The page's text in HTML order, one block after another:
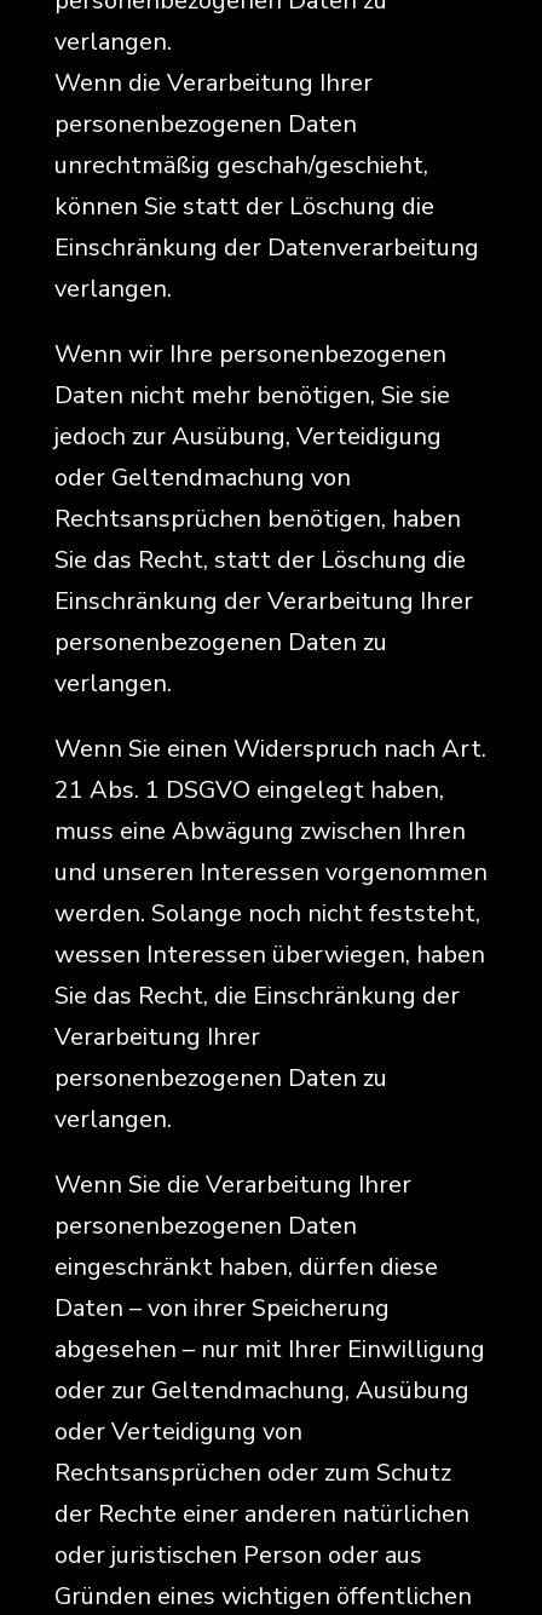
verlangen.
Wenn die Verarbeitung Ihrer
personenbezogenen Daten
unrechtmäßig geschah/geschieht,
können Sie statt der Löschung die
Einschränkung der Datenverarbeitung
verlangen.
Wenn wir Ihre personenbezogenen
Daten nicht mehr benötigen, Sie sie
jedoch zur Ausübung, Verteidigung
oder Geltendmachung von
Rechtsansprüchen benötigen, haben
Sie das Recht, statt der Löschung die
Einschränkung der Verarbeitung Ihrer
personenbezogenen Daten zu
verlangen.
Wenn Sie einen Widerspruch nach Art.
21 Abs. 1 DSGVO eingelegt haben,
muss eine Abwägung zwischen Ihren
und unseren Interessen vorgenommen
werden. Solange noch nicht feststeht,
wessen Interessen überwiegen, haben
Sie das Recht, die Einschränkung der
Verarbeitung Ihrer
personenbezogenen Daten zu
verlangen.
Wenn Sie die Verarbeitung Ihrer
personenbezogenen Daten
eingeschränkt haben, dürfen diese
Daten – von ihrer Speicherung
abgesehen – nur mit Ihrer Einwilligung
oder zur Geltendmachung, Ausübung
oder Verteidigung von
Rechtsansprüchen oder zum Schutz
der Rechte einer anderen natürlichen
oder juristischen Person oder aus
Gründen eines wichtigen öffentlichen